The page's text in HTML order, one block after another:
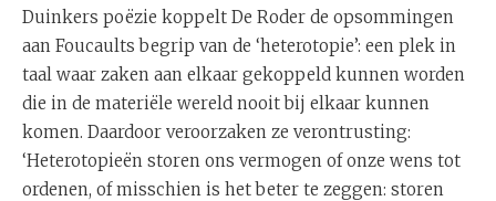
Duinkers poëzie koppelt De Roder de opsommingen
aan Foucaults begrip van de ‘heterotopie’: een plek in
taal waar zaken aan elkaar gekoppeld kunnen worden
die in de materiële wereld nooit bij elkaar kunnen
komen. Daardoor veroorzaken ze verontrusting:
‘Heterotopieën storen ons vermogen of onze wens tot
ordenen, of misschien is het beter te zeggen: storen